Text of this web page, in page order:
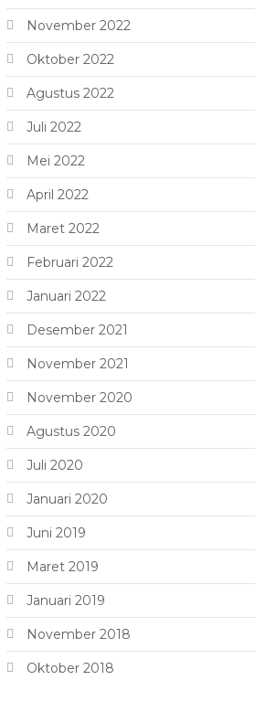
November 2022
Oktober 2022
Agustus 2022
Juli 2022
Mei 2022
April 2022
Maret 2022
Februari 2022
Januari 2022
Desember 2021
November 2021
November 2020
Agustus 2020
Juli 2020
Januari 2020
Juni 2019
Maret 2019
Januari 2019
November 2018
Oktober 2018